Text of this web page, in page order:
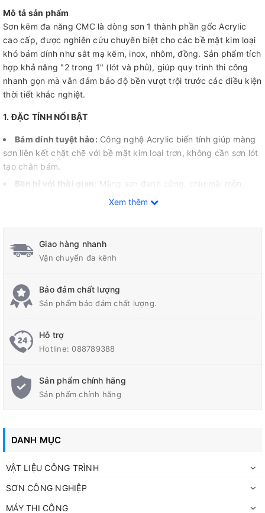
Mô tả sản phẩm
Sơn kẽm đa năng CMC là dòng sơn 1 thành phần gốc Acrylic
cao cấp, được nghiên cứu chuyên biệt cho các bề mặt kim loại
khó bám dính như sắt mạ kẽm, inox, nhôm, đồng. Sản phẩm tích
hợp khả năng "2 trong 1" (lót và phủ), giúp quy trình thi công
nhanh gọn mà vẫn đảm bảo độ bền vượt trội trước các điều kiện
thời tiết khắc nghiệt.
1. ĐẶC TÍNH NỔI BẬT
Bám dính tuyệt hảo:Công nghệ Acrylic biến tính giúp màng
sơn liên kết chặt chẽ với bề mặt kim loại trơn, không cần sơn lót
tạo chân bám.
Bền bỉ với thời gian: Màng sơn đanh cứng, chịu mài mòn,
chống va đập tốt và bền màu dưới tác động của tia UV.
Thi công dễ dàng:Sơn 1 thành phần, chỉ cần bật nắp khuấy
đều là sử dụng ngay. Thời gian khô nhanh, đẩy nhanh tiến độ
2. THÔNG SỐ KỸ THUẬT (TECHNICAL DATA)
thuật
Chủng loại Sơn Acrylic 1 thành phần
Màu sắc
Trắng, Ghi, v.v.)
Tỷ trọng
Độ nhớt (BZ4 ở
≥ 30giây
Độ dày màng
Xem thêm
Giao hàng nhanh
Vận chuyển đa kênh
Bảo đảm chất lượng
Sản phẩm bảo đảm chất lượng.
Hỗ trợ
Hotline:088789388
Sản phẩm chính hãng
Sản phẩm chính hãng
DANH MỤC
VẬT LIỆU CÔNG TRÌNH
SƠN CÔNG NGHIỆP
MÁY THI CÔNG